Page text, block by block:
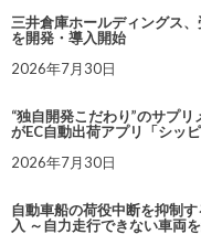
三井倉庫ホールディングス
を開発・導入開始
2026年7月30日
“独自開発こだわり”のサプ
がEC自動出荷アプリ「シッ
2026年7月30日
自動車船の荷役中断を抑制
入 ～自力走行できない車両